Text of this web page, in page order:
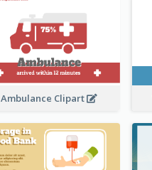
Ambulance Clipart